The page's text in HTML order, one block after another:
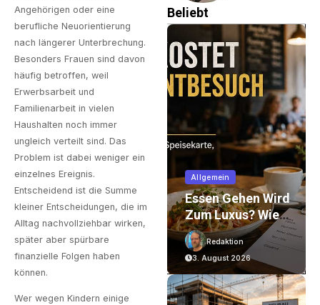
Angehörigen oder eine
berufliche Neuorientierung
nach längerer Unterbrechung.
Besonders Frauen sind davon
häufig betroffen, weil
Erwerbsarbeit und
Familienarbeit in vielen
Haushalten noch immer
ungleich verteilt sind. Das
Problem ist dabei weniger ein
einzelnes Ereignis.
Entscheidend ist die Summe
kleiner Entscheidungen, die im
Alltag nachvollziehbar wirken,
später aber spürbare
finanzielle Folgen haben
können.
Wer wegen Kindern einige
Beliebt
Allgemein
Essen Gehen Wird
Zum Luxus? Wie
Gastronomiepreis
E Entstehen Und
Worauf Gäste
Redaktion
3. August 2026
Unternehmen
Verpackungsexpe
Rte Mit
Jahrzehntelanger
Erfahrung – Ein
Blick, Der Sich
Lohnt
Redaktion
2. August 2026